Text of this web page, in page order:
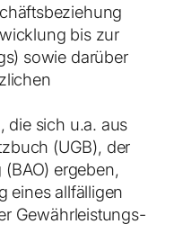
bis zur
sowie darüber
die sich u.a. aus
(UGB), der
ergeben,
eines allfälligen
Gewährleistungs-